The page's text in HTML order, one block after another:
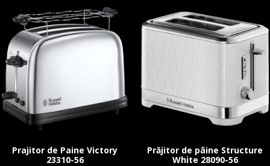
Prajitor de Paine Victory
23310-56
Prăjitor de pâine Structure
White 28090-56